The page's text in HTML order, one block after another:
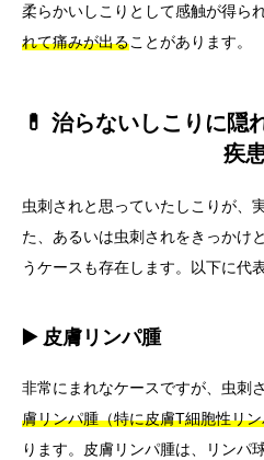
柔らかいしこりとして感触が得られ
れて痛みが出ることがあります。
💊 治らないしこりに隠
疾
虫刺されと思っていたしこりが、
た、あるいは虫刺されをきっかけ
うケースも存在します。以下に代
▶️ 皮膚リンパ腫
非常にまれなケースですが、虫刺
膚リンパ腫（特に皮膚T細胞性リ
ります。皮膚リンパ腫は、リンパ